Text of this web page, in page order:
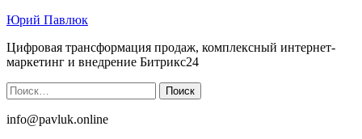
Юрий Павлюк
Цифровая трансформация продаж, комплексный интернет-
маркетинг и внедрение Битрикс24
Найти:
info@pavluk.online